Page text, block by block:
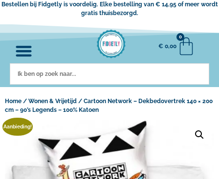
Bestellen bij Fidgetly is voordelig. Elke bestelling van € 14,95 of meer wordt
gratis thuisbezorgd.
€ 0,00
0
Home / Wonen & Vrijetijd / Cartoon Network – Dekbedovertrek 140 × 200
cm – 90’s Legends – 100% Katoen
Aanbieding!